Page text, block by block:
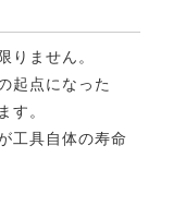
りません。
起点になった
す。
工具自体の寿命